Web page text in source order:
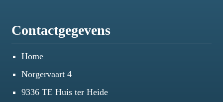
Contactgegevens
Home
Norgervaart 4
9336 TE Huis ter Heide